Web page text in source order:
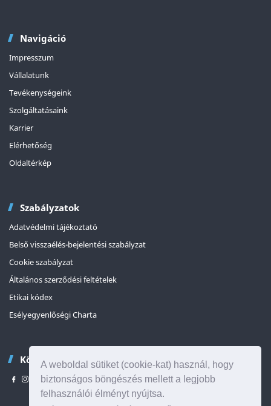
A weboldal sütiket (cookie-kat) használ, hogy
biztonságos böngészés mellett a legjobb
felhasználói élményt nyújtsa.
Navigáció
Impresszum
Vállalatunk
Tevékenységeink
Szolgáltatásaink
Karrier
Elérhetőség
Oldaltérkép
Szabályzatok
Adatvédelmi tájékoztató
Belső visszaélés-bejelentési szabályzat
Cookie szabályzat
Általános szerződési feltételek
Etikai kódex
Esélyegyenlőségi Charta
Kövessen minket